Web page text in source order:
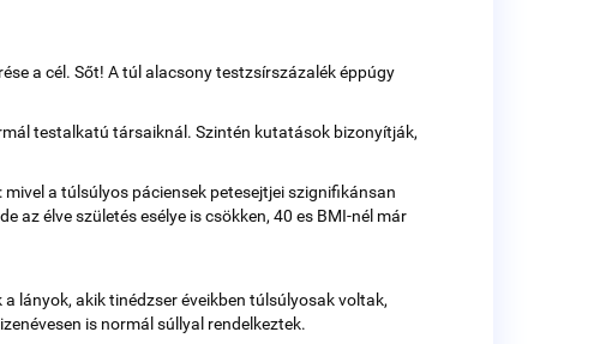
a cél. Sőt! A túl alacsony testzsírszázalék éppúgy
testalkatú társaiknál. Szintén kutatások bizonyítják,
a túlsúlyos páciensek petesejtjei szignifikánsan
az élve születés esélye is csökken, 40 es BMI-nél már
lányok, akik tinédzser éveikben túlsúlyosak voltak,
is normál súllyal rendelkeztek.